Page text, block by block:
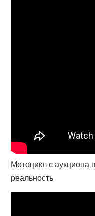
Мотоцикл с
реальность